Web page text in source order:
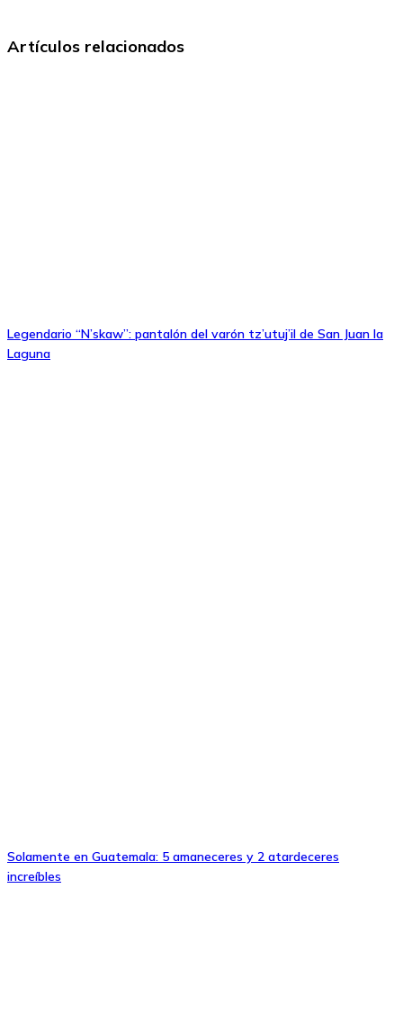
Artículos relacionados
Legendario “N’skaw”: pantalón del varón tz’utuj’il de San Juan la
Laguna
Solamente en Guatemala: 5 amaneceres y 2 atardeceres
increíbles